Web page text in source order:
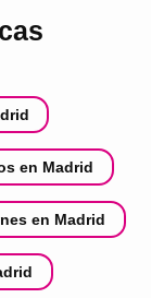
en Madrid
en Madrid